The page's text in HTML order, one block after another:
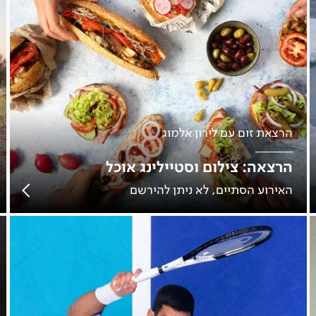
הרצאת זום עם לירון אלמוג
הרצאה: צילום וסטיילינג אוכל
האירוע הסתיים, לא ניתן להירשם